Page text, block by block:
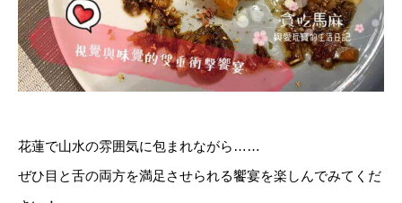
花蓮で山水の雰囲気に包まれながら……
ぜひ目と舌の両方を満足させられる饗宴を楽しんでみてくだ